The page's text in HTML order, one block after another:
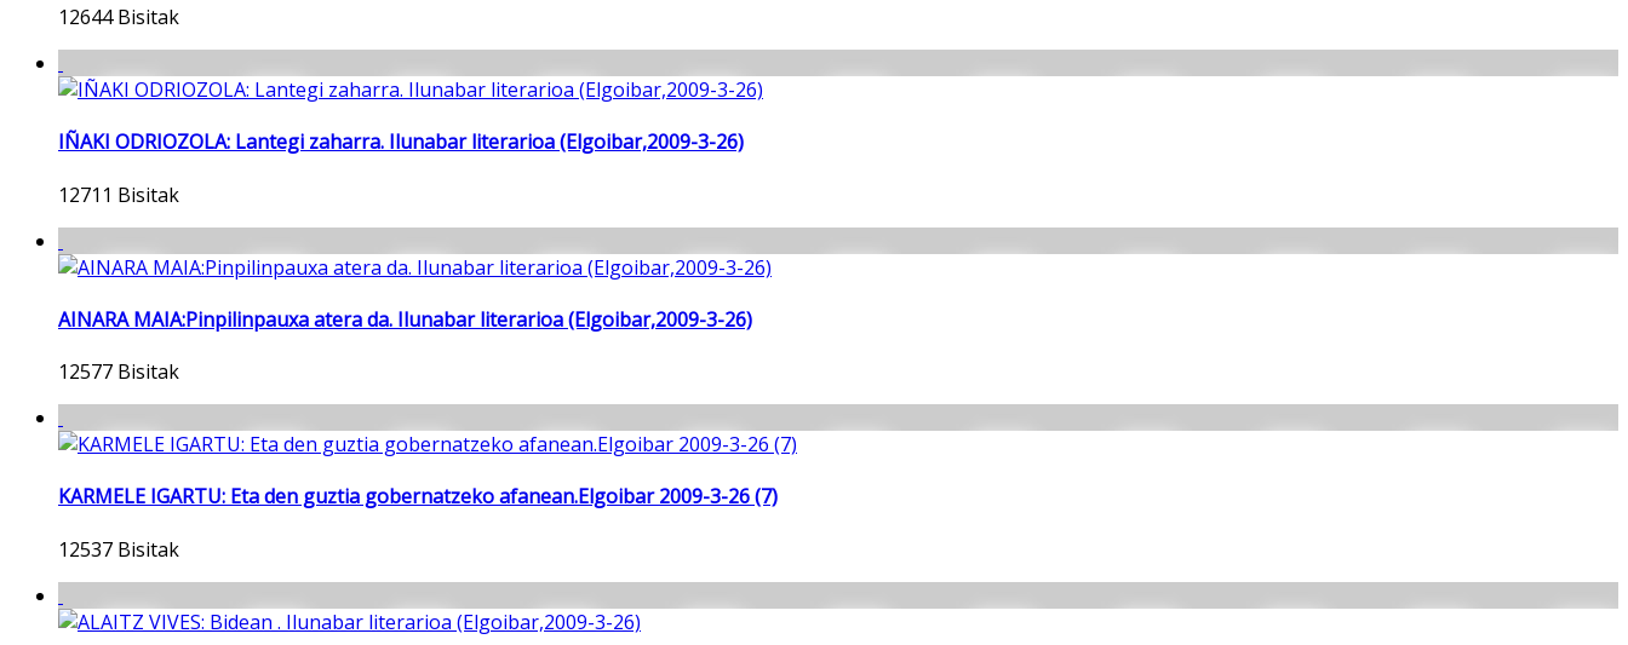
12644 Bisitak
IÑAKI ODRIOZOLA: Lantegi zaharra. Ilunabar literarioa (Elgoibar,2009-3-26)
12711 Bisitak
AINARA MAIA:Pinpilinpauxa atera da. Ilunabar literarioa (Elgoibar,2009-3-26)
12577 Bisitak
KARMELE IGARTU: Eta den guztia gobernatzeko afanean.Elgoibar 2009-3-26 (7)
12537 Bisitak